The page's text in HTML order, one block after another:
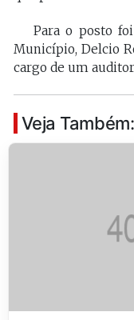
Para o posto
Município, Delcio
cargo de um
Veja Também: